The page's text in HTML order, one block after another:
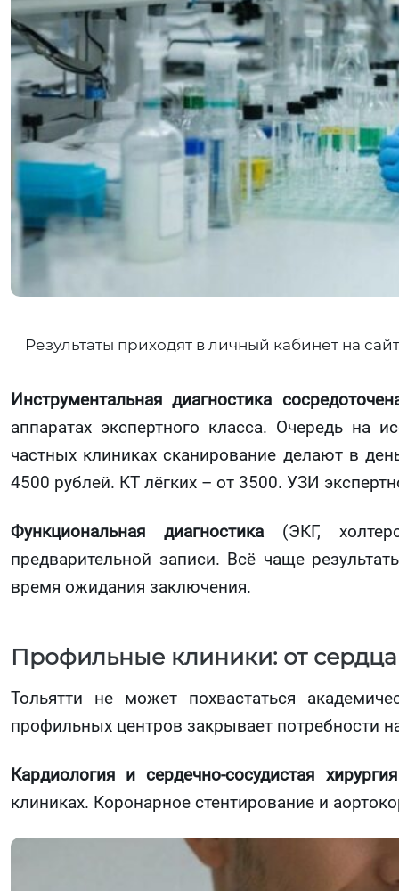
Результаты приходят в личный кабинет на
Инструментальная диагностика
аппаратах экспертного класса. Очередь
частных клиниках сканирование делают в
4500 рублей. КТ лёгких – от 3500. УЗИ
Функциональная диагностика(ЭКГ,
предварительной записи. Всё чаще
время ожидания заключения.
Профильные клиники: от
Тольятти не может похвастаться
профильных центров закрывает потребности
Кардиология и сердечно-сосудистая хирургия
клиниках. Коронарное стентирование и